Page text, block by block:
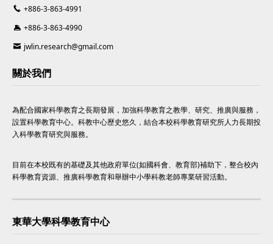
+886-3-863-4991
+886-3-863-4990
jwlin.research@gmail.com
關於我們
為配合國家科學教育之長期發展，加強科學教育之教學、研究、推廣與服務，
設置科學教育中心。科教中心歷史悠久，結合本校科學教育研究所人力長期投
入科學教育研究與服務。
目前在本校既有的基礎及其他政府單位(如國科會、教育部)補助下，整合校內
科學教育資源、推廣科學教育和舉辦中小學科教老師專業研習活動。
東華大學科學教育中心